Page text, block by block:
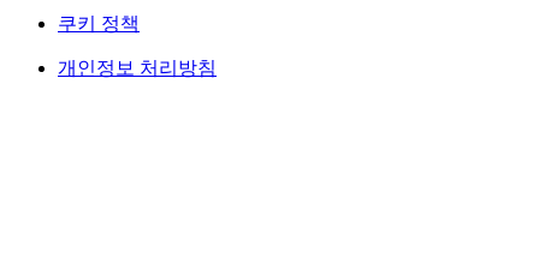
쿠키 정책
개인정보 처리방침